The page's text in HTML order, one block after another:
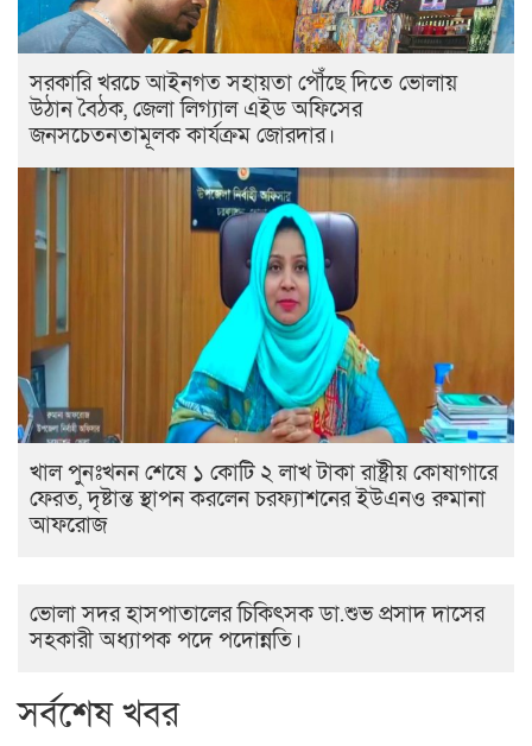
সরকারি খরচে আইনগত সহায়তা পৌঁছে দিতে ভোলায়
উঠান বৈঠক, জেলা লিগ্যাল এইড অফিসের
জনসচেতনতামূলক কার্যক্রম জোরদার।
খাল পুনঃখনন শেষে ১ কোটি ২ লাখ টাকা রাষ্ট্রীয় কোষাগারে
ফেরত, দৃষ্টান্ত স্থাপন করলেন চরফ্যাশনের ইউএনও রুমানা
আফরোজ
ভোলা সদর হাসপাতালের চিকিৎসক ডা.শুভ প্রসাদ দাসের
সহকারী অধ্যাপক পদে পদোন্নতি।
সর্বশেষ খবর